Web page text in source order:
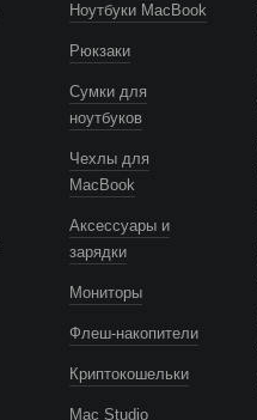
Ноутбуки MacBook
Рюкзаки
Сумки для
ноутбуков
Чехлы для
MacBook
Аксессуары и
зарядки
Мониторы
Флеш-накопители
Криптокошельки
Mac Studio